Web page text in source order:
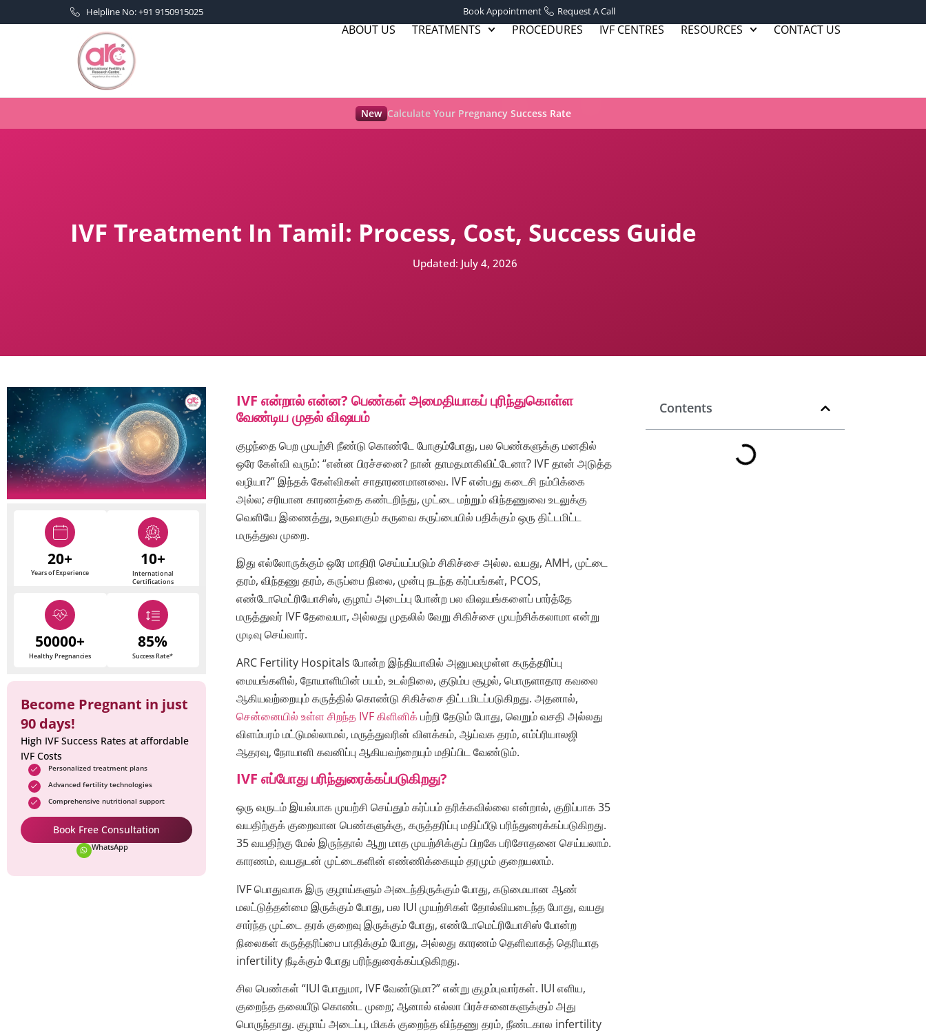
Helpline No: +91 9150915025 Book Appointment Request A Call
ABOUT US TREATMENTS PROCEDURES IVF CENTRES RESOURCES CONTACT US
New Calculate Your Pregnancy Success Rate
IVF Treatment In Tamil: Process, Cost, Success Guide
Updated: July 4, 2026
20+
Years of Experience
10+
International
Certifications
50000+
Healthy Pregnancies
85%
Success Rate*
Become Pregnant in just
90 days!
High IVF Success Rates at affordable
IVF Costs
Personalized treatment plans
Advanced fertility technologies
Comprehensive nutritional support
Book Free Consultation
WhatsApp
IVF என்றால் என்ன? பெண்கள் அமைதியாகப் புரிந்துகொள்ள
வேண்டிய முதல் விஷயம்
குழந்தை பெற முயற்சி நீண்டு கொண்டே போகும்போது, பல பெண்களுக்கு மனதில்
ஒரே கேள்வி வரும்: “என்ன பிரச்சனை? நான் தாமதமாகிவிட்டேனா? IVF தான் அடுத்த
வழியா?” இந்தக் கேள்விகள் சாதாரணமானவை. IVF என்பது கடைசி நம்பிக்கை
அல்ல; சரியான காரணத்தை கண்டறிந்து, முட்டை மற்றும் விந்தணுவை உடலுக்கு
வெளியே இணைத்து, உருவாகும் கருவை கருப்பையில் பதிக்கும் ஒரு திட்டமிட்ட
மருத்துவ முறை.
இது எல்லோருக்கும் ஒரே மாதிரி செய்யப்படும் சிகிச்சை அல்ல. வயது, AMH, முட்டை
தரம், விந்தணு தரம், கருப்பை நிலை, முன்பு நடந்த கர்ப்பங்கள், PCOS,
எண்டோமெட்ரியோசிஸ், குழாய் அடைப்பு போன்ற பல விஷயங்களைப் பார்த்தே
மருத்துவர் IVF தேவையா, அல்லது முதலில் வேறு சிகிச்சை முயற்சிக்கலாமா என்று
முடிவு செய்வார்.
ARC Fertility Hospitals போன்ற இந்தியாவில் அனுபவமுள்ள கருத்தரிப்பு
மையங்களில், நோயாளியின் பயம், உடல்நிலை, குடும்ப சூழல், பொருளாதார கவலை
ஆகியவற்றையும் கருத்தில் கொண்டு சிகிச்சை திட்டமிடப்படுகிறது. அதனால்,
சென்னையில் உள்ள சிறந்த IVF கிளினிக்பற்றி தேடும் போது, வெறும் வசதி அல்லது
விளம்பரம் மட்டுமல்லாமல், மருத்துவரின் விளக்கம், ஆய்வக தரம், எம்ப்ரியாலஜி
ஆதரவு, நோயாளி கவனிப்பு ஆகியவற்றையும் மதிப்பிட வேண்டும்.
IVF எப்போது பரிந்துரைக்கப்படுகிறது?
ஒரு வருடம் இயல்பாக முயற்சி செய்தும் கர்ப்பம் தரிக்கவில்லை என்றால், குறிப்பாக 35
வயதிற்குக் குறைவான பெண்களுக்கு, கருத்தரிப்பு மதிப்பீடு பரிந்துரைக்கப்படுகிறது.
35 வயதிற்கு மேல் இருந்தால் ஆறு மாத முயற்சிக்குப் பிறகே பரிசோதனை செய்யலாம்.
காரணம், வயதுடன் முட்டைகளின் எண்ணிக்கையும் தரமும் குறையலாம்.
IVF பொதுவாக இரு குழாய்களும் அடைந்திருக்கும் போது, கடுமையான ஆண்
மலட்டுத்தன்மை இருக்கும் போது, பல IUI முயற்சிகள் தோல்வியடைந்த போது, வயது
சார்ந்த முட்டை தரக் குறைவு இருக்கும் போது, எண்டோமெட்ரியோசிஸ் போன்ற
நிலைகள் கருத்தரிப்பை பாதிக்கும் போது, அல்லது காரணம் தெளிவாகத் தெரியாத
infertility நீடிக்கும் போது பரிந்துரைக்கப்படுகிறது.
சில பெண்கள் “IUI போதுமா, IVF வேண்டுமா?” என்று குழம்புவார்கள். IUI எளிய,
குறைந்த தலையீடு கொண்ட முறை; ஆனால் எல்லா பிரச்சனைகளுக்கும் அது
பொருந்தாது. குழாய் அடைப்பு, மிகக் குறைந்த விந்தணு தரம், நீண்டகால infertility
Contents